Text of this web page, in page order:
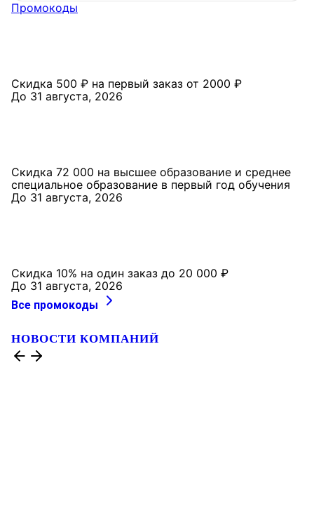
Промокоды
Скидка 500 ₽ на первый заказ от 2000 ₽
До 31 августа, 2026
Скидка 72 000 на высшее образование и среднее
специальное образование в первый год обучения
До 31 августа, 2026
Скидка 10% на один заказ до 20 000 ₽
До 31 августа, 2026
Все промокоды
НОВОСТИ КОМПАНИЙ